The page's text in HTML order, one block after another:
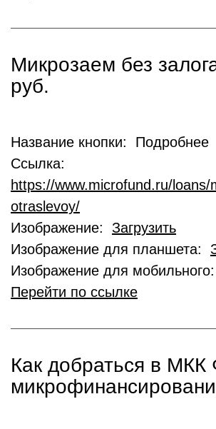
Микрозаем без
руб.
Название кнопки: Подробнее
Ссылка:
https://www.microfund.ru/loans/
otraslevoy/
Изображение: Загрузить
Изображение для планшета:
Изображение для мобильного:
Перейти по ссылке
Как добраться в МКК